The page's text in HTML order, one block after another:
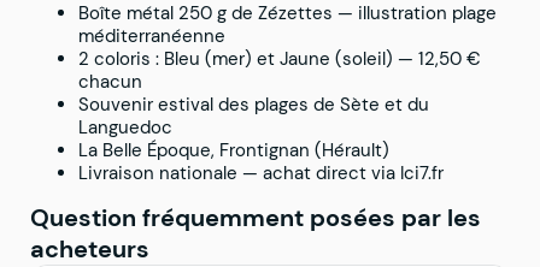
Boîte métal 250 g de Zézettes — illustration plage
méditerranéenne
2 coloris : Bleu (mer) et Jaune (soleil) — 12,50 €
chacun
Souvenir estival des plages de Sète et du
Languedoc
La Belle Époque, Frontignan (Hérault)
Livraison nationale — achat direct via Ici7.fr
Question fréquemment posées par les
acheteurs